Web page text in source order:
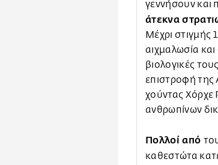
γεννήσουν και
άτεκνα
Μέχρι στιγμής
αιχμαλωσία
βιολογικές
επιστροφή της
χούντας Χόρχε
ανθρωπίνων
Πολλοί από
καθεστώτα